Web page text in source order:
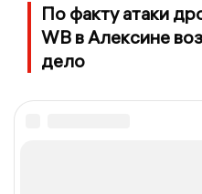
По факту атаки
WB в Алексине
дело